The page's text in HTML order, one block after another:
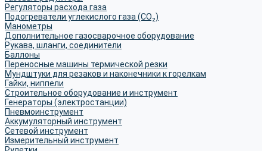
Регуляторы расхода газа
Подогреватели углекислого газа (CO₂)
Манометры
Дополнительное газосварочное оборудование
Рукава, шланги, соединители
Баллоны
Переносные машины термической резки
Мундштуки для резаков и наконечники к горелкам
Гайки, ниппели
Строительное оборудование и инструмент
Генераторы (электростанции)
Пневмоинструмент
Аккумуляторный инструмент
Сетевой инструмент
Измерительный инструмент